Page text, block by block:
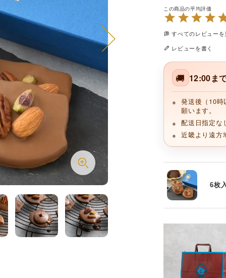
すべてのレビューを
レビューを書く
🚚 12:00ま
発送後（10
願います。
配送日指定な
近畿より遠方
6枚